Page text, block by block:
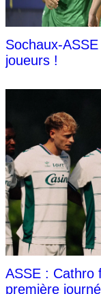
Sochaux-
joueurs !
ASSE : Cathro
première